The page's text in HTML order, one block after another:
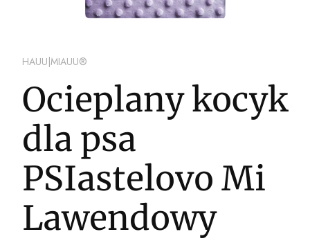
HAUU|MIAUU®
Ocieplany kocyk
dla psa
PSIastelovo Mi
Lawendowy